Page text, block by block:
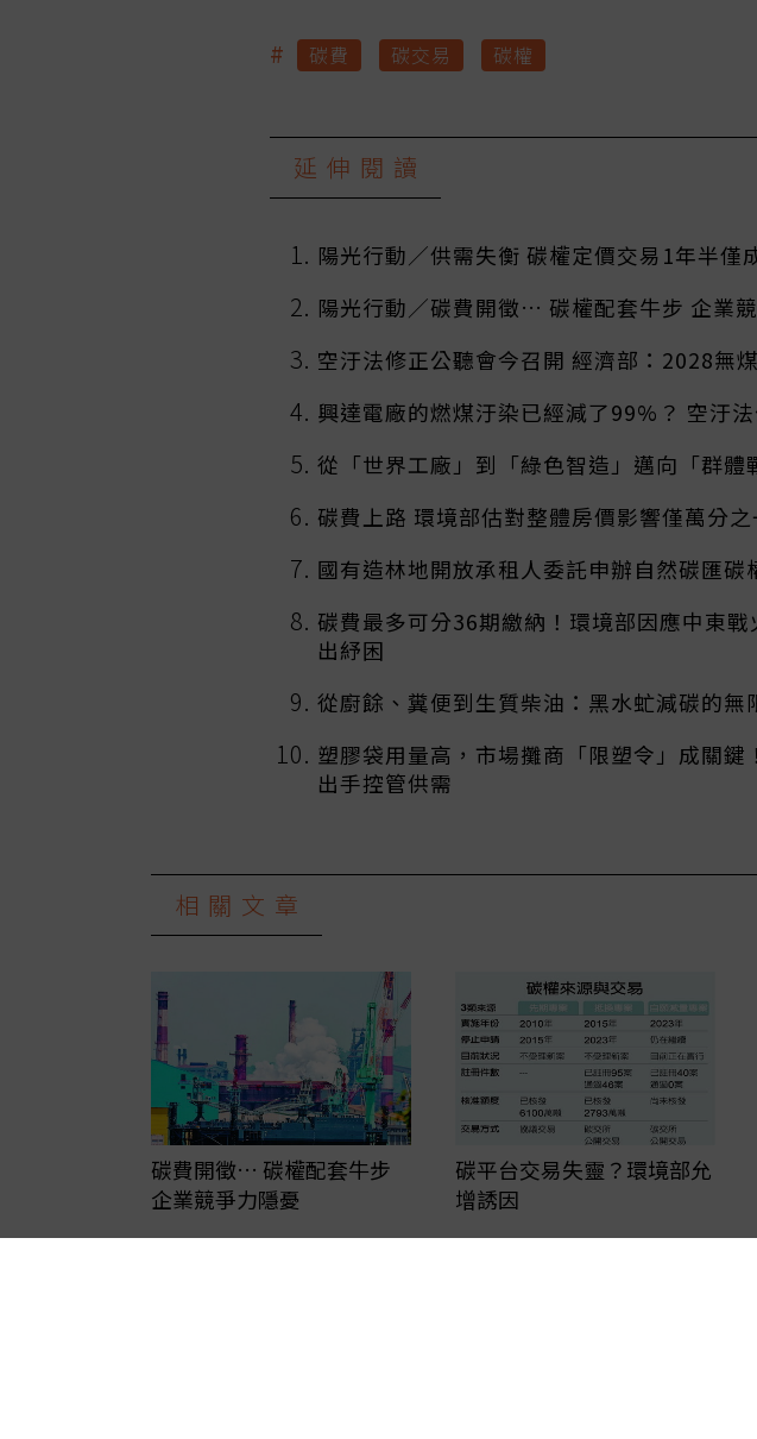
# 碳費 碳交易 碳權
延伸閱讀
陽光行動／供需失衡 碳權定價交易1年半僅
陽光行動／碳費開徵… 碳權配套牛步 企業
空汙法修正公聽會今召開 經濟部：2028無
興達電廠的燃煤汙染已經減了99%？ 空汙
從「世界工廠」到「綠色智造」邁向「群體
碳費上路 環境部估對整體房價影響僅萬分之
國有造林地開放承租人委託申辦自然碳匯碳
碳費最多可分36期繳納！環境部因應中東
出紓困
從廚餘、糞便到生質柴油：黑水虻減碳的無
塑膠袋用量高，市場攤商「限塑令」成關
出手控管供需
相關文章
碳費開徵… 碳權配套牛步
企業競爭力隱憂
碳平台交易失靈？環境部允
增誘因